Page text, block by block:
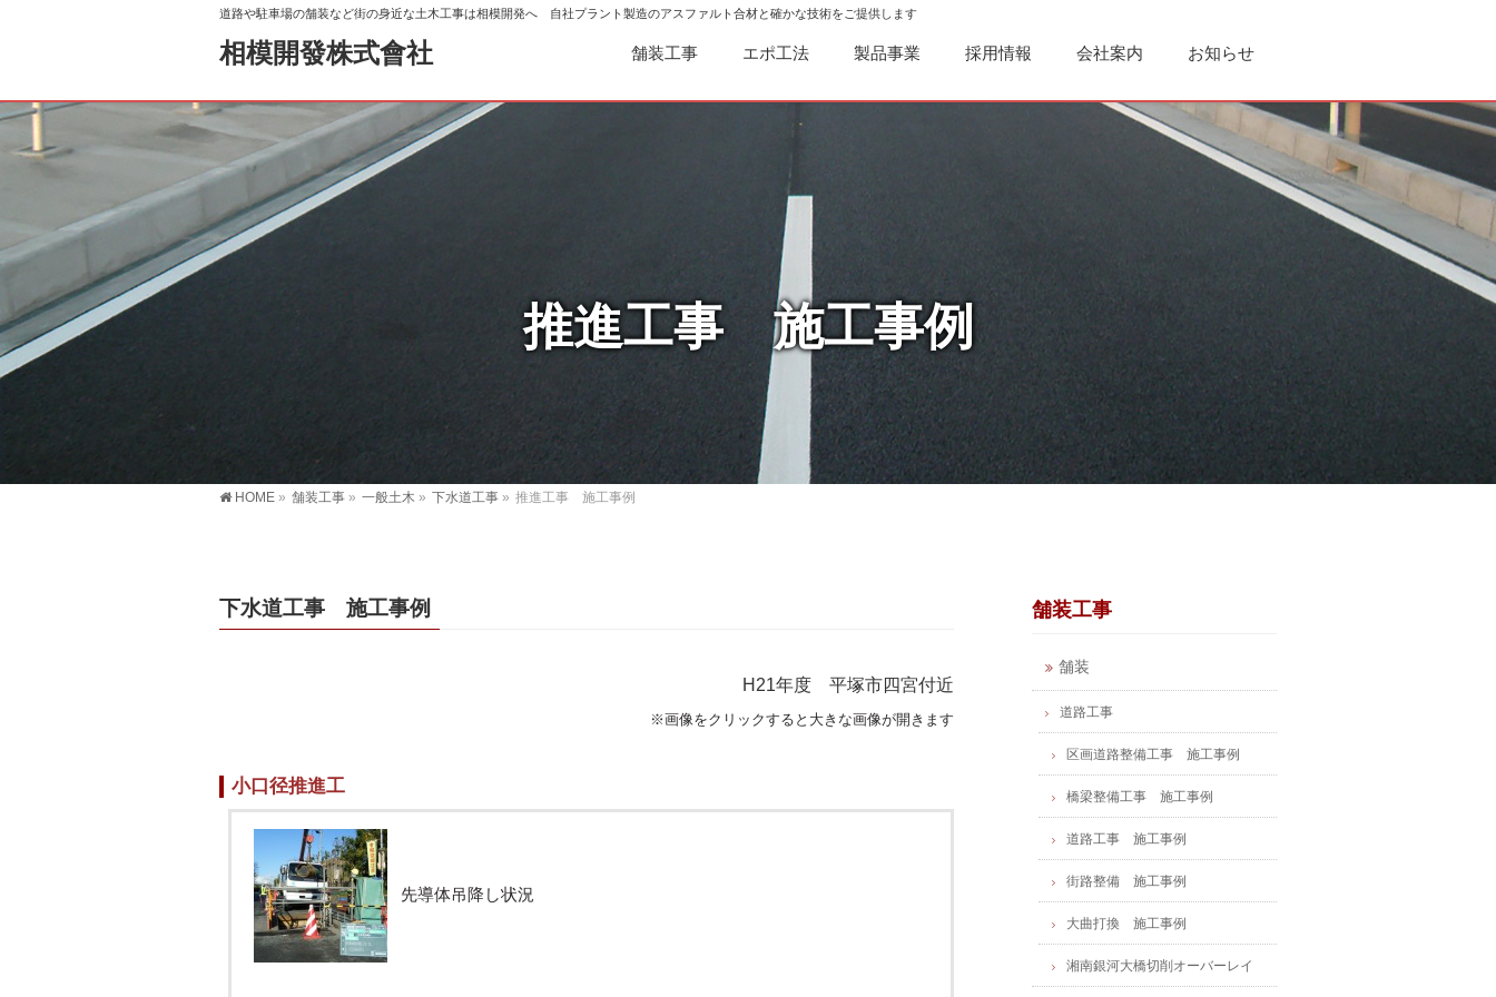
道路や駐車場の舗装など街の身近な土木工事は相模開発へ 自社プラント製造のアスファルト合材と確かな技術をご提供します
相模開發株式會社 舗装工事 エポ工法 製品事業 採用情報 会社案内 お知らせ
推進工事 施工事例
HOME » 舗装工事 » 一般土木 » 下水道工事 » 推進工事 施工事例
下水道工事 施工事例
H21年度 平塚市四宮付近
※画像をクリックすると大きな画像が開きます
小口径推進工
先導体吊降し状況
舗装工事
舗装
道路工事
区画道路整備工事 施工事例
橋梁整備工事 施工事例
道路工事 施工事例
街路整備 施工事例
大曲打換 施工事例
湘南銀河大橋切削オーバーレイ